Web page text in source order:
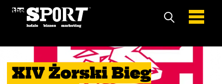
XIV Żorski Bieg